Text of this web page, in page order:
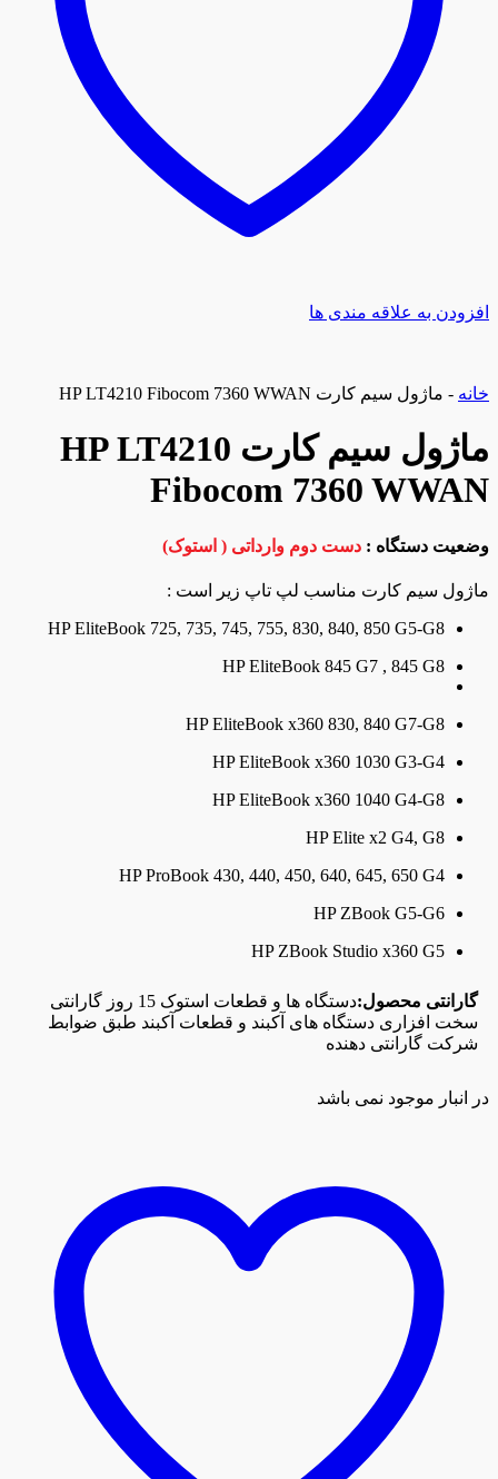
افزودن به علاقه مندی ها
خانه - ماژول سیم کارت HP LT4210 Fibocom 7360 WWAN
ماژول سیم کارت HP LT4210
Fibocom 7360 WWAN
وضعیت دستگاه : دست دوم وارداتی ( استوک)
ماژول سیم کارت مناسب لپ تاپ زیر است :
HP EliteBook 725, 735, 745, 755, 830, 840, 850 G5-G8
HP EliteBook 845 G7 , 845 G8
HP EliteBook x360 830, 840 G7-G8
HP EliteBook x360 1030 G3-G4
HP EliteBook x360 1040 G4-G8
HP Elite x2 G4, G8
HP ProBook 430, 440, 450, 640, 645, 650 G4
HP ZBook G5-G6
HP ZBook Studio x360 G5
گارانتی محصول:
دستگاه ها و قطعات استوک 15 روز گارانتی
سخت افزاری دستگاه های آکبند و قطعات آکبند طبق ضوابط
شرکت گارانتی دهنده
در انبار موجود نمی باشد